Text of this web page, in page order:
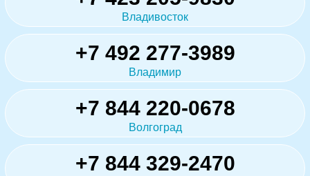
Владивосток
+7 492 277-3989
Владимир
+7 844 220-0678
Волгоград
+7 844 329-2470